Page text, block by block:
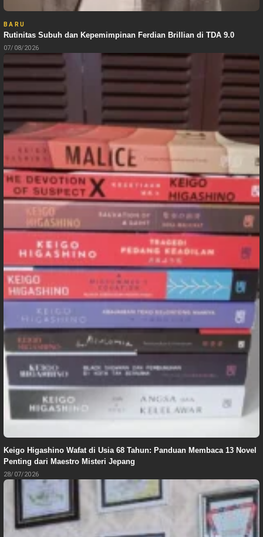
BARU
Rutinitas Subuh dan Kepemimpinan Ferdian Brillian di TDA 9.0
07/08/2026
Keigo Higashino Wafat di Usia 68 Tahun: Panduan Membaca 13 Novel
Penting dari Maestro Misteri Jepang
28/07/2026